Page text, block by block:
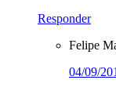
Responder
Felipe
04/09/